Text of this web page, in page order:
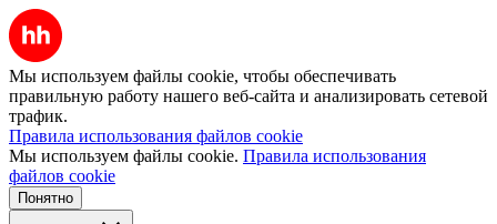
Мы используем файлы cookie, чтобы обеспечивать
правильную работу нашего веб-сайта и анализировать сетевой
трафик.
Правила использования файлов cookie
Мы используем файлы cookie. Правила использования
файлов cookie
Понятно